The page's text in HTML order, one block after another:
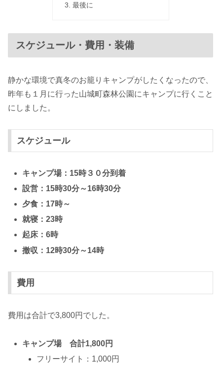
最後に
スケジュール・費用・装備
静かな環境で真冬のお籠りキャンプがしたくなったので、
昨年も１月に行った山城町森林公園にキャンプに行くこと
にしました。
スケジュール
キャンプ場：15時３０分到着
設営：15時30分～16時30分
夕食：17時～
就寝：23時
起床：6時
撤収：12時30分～14時
費用
費用は合計で3,800円でした。
キャンプ場 合計1,800円
フリーサイト：1,000円